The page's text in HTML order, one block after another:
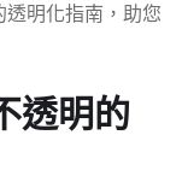
明化指南，助您
透明的